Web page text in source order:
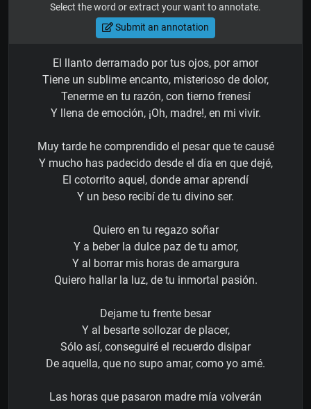
Select the word or extract your want to annotate.
Submit an annotation
El llanto derramado por tus ojos, por amor
Tiene un sublime encanto, misterioso de dolor,
Tenerme en tu razón, con tierno frenesí
Y llena de emoción, ¡Oh, madre!, en mi vivir.
Muy tarde he comprendido el pesar que te causé
Y mucho has padecido desde el día en que dejé,
El cotorrito aquel, donde amar aprendí
Y un beso recibí de tu divino ser.
Quiero en tu regazo soñar
Y a beber la dulce paz de tu amor,
Y al borrar mis horas de amargura
Quiero hallar la luz, de tu inmortal pasión.
Dejame tu frente besar
Y al besarte sollozar de placer,
Sólo así, conseguiré el recuerdo disipar
De aquella, que no supo amar, como yo amé.
Las horas que pasaron madre mía volverán